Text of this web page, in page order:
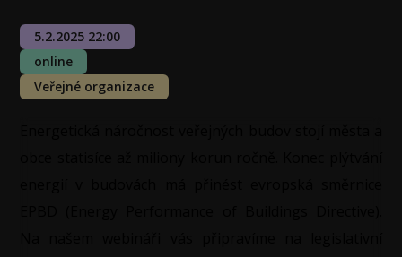
5.2.2025 22:00
online
Veřejné organizace